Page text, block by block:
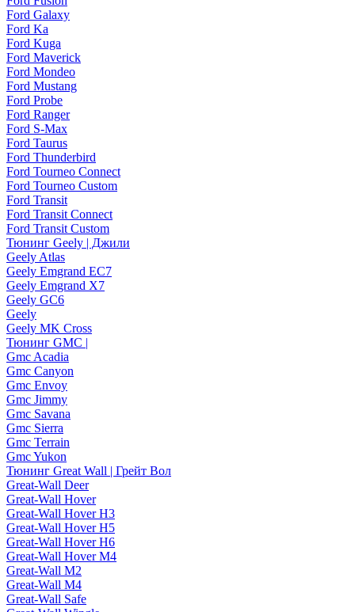
Ford Galaxy
Ford Ka
Ford Kuga
Ford Maverick
Ford Mondeo
Ford Mustang
Ford Probe
Ford Ranger
Ford S-Max
Ford Taurus
Ford Thunderbird
Ford Tourneo Connect
Ford Tourneo Custom
Ford Transit
Ford Transit Connect
Ford Transit Custom
Тюнинг Geely | Джили
Geely Atlas
Geely Emgrand EC7
Geely Emgrand X7
Geely GC6
Geely
Geely MK Cross
Тюнинг GMC |
Gmc Acadia
Gmc Canyon
Gmc Envoy
Gmc Jimmy
Gmc Savana
Gmc Sierra
Gmc Terrain
Gmc Yukon
Тюнинг Great Wall | Грейт Вол
Great-Wall Deer
Great-Wall Hover
Great-Wall Hover H3
Great-Wall Hover H5
Great-Wall Hover H6
Great-Wall Hover M4
Great-Wall M2
Great-Wall M4
Great-Wall Safe